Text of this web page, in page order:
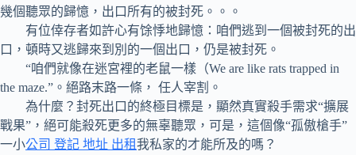
幾個聽眾的歸憶，出口所有的被封死。。。
有位倖存者如許心有馀悸地歸憶：咱們逃到一個被封死的出
口，頓時又逃歸來到別的一個出口，仍是被封死。
“咱們就像在迷宮裡的老鼠一樣（We are like rats trapped in
the maze.”。絕路末路一條， 任人宰割。
為什麼？封死出口的終極目標是，顯然真實殺手需求“擴展
戰果”，絕可能殺死更多的無辜聽眾，可是，這個像“孤傲槍手”
一小公司 登記 地址 出租我私家的才能所及的嗎？